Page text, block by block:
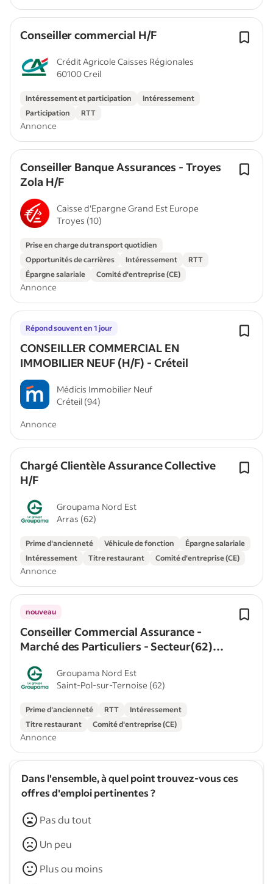
Conseiller commercial H/F
Crédit Agricole Caisses Régionales
60100 Creil
Intéressement et participation
Intéressement
Participation
RTT
Annonce
Conseiller Banque Assurances - Troyes
Zola H/F
Caisse d'Epargne Grand Est Europe
Troyes (10)
Prise en charge du transport quotidien
Opportunités de carrières
Intéressement
RTT
Épargne salariale
Comité d'entreprise (CE)
Annonce
CONSEILLER COMMERCIAL EN
IMMOBILIER NEUF (H/F) - Créteil
Répond souvent en 1 jour
Médicis Immobilier Neuf
Créteil (94)
Annonce
Chargé Clientèle Assurance Collective
H/F
Groupama Nord Est
Arras (62)
Prime d'ancienneté Véhicule de fonction
Épargne salariale
Intéressement
Titre restaurant Comité d'entreprise (CE)
Annonce
Conseiller Commercial Assurance -
Marché des Particuliers - Secteur(62)
nouveau
Groupama Nord Est
Saint-Pol-sur-Ternoise (62)
Prime d'ancienneté RTT
Intéressement
Titre restaurant
Comité d'entreprise (CE)
Annonce
Dans l'ensemble, à quel point trouvez-vous ces
offres d'emploi pertinentes ?
Pas du tout
Un peu
Plus ou moins